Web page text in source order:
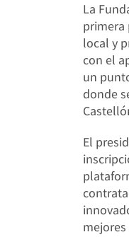
La
primera
local y
con el
un
donde
El